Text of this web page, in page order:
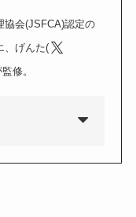
協会(JSFCA)認定の
、げんた(
修。